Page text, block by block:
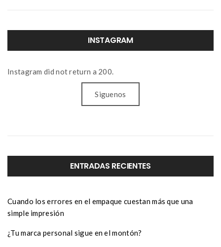
INSTAGRAM
Instagram did not return a 200.
Siguenos
ENTRADAS RECIENTES
Cuando los errores en el empaque cuestan más que una
simple impresión
¿Tu marca personal sigue en el montón?